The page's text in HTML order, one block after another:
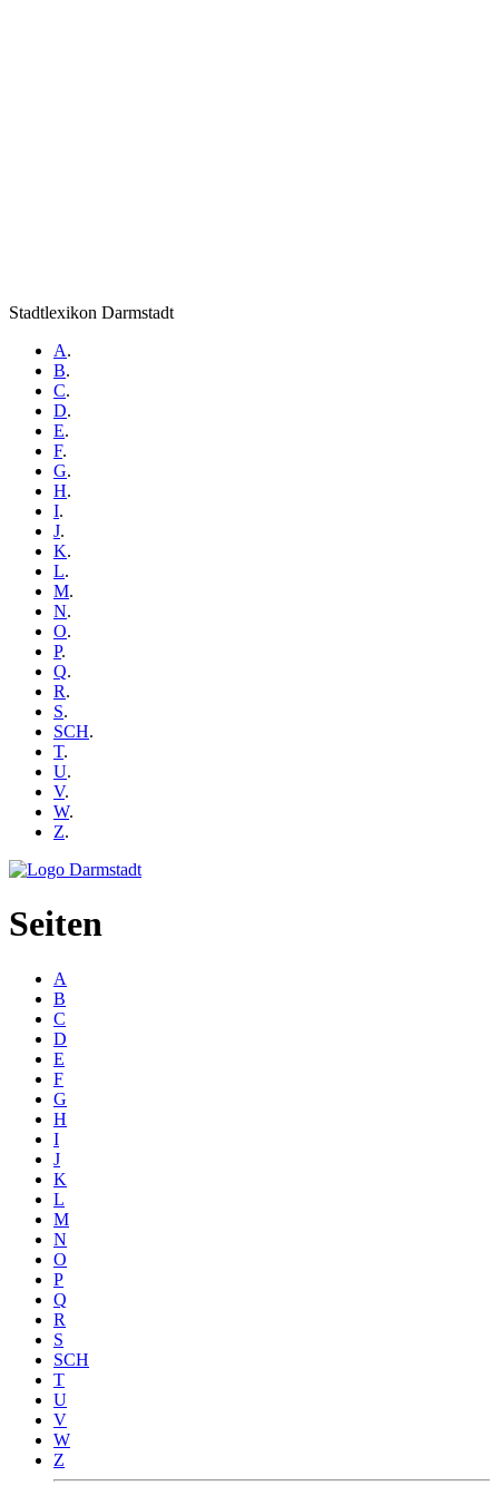
Stadtlexikon Darmstadt
A.
B.
C.
D.
E.
F.
G.
H.
I.
J.
K.
L.
M.
N.
O.
P.
Q.
R.
S.
SCH.
T.
U.
V.
W.
Z.
Seiten
A
B
C
D
E
F
G
H
I
J
K
L
M
N
O
P
Q
R
S
SCH
T
U
V
W
Z